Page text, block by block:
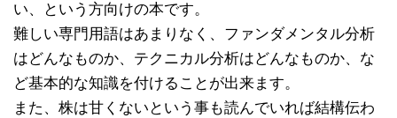
い、という方向けの本です。
難しい専門用語はあまりなく、ファンダメンタル分析
はどんなものか、テクニカル分析はどんなものか、な
ど基本的な知識を付けることが出来ます。
また、株は甘くないという事も読んでいれば結構伝わ